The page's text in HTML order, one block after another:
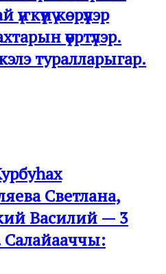
көрүүлэр
үөртүлэр.
туралларыгар.
Светлана,
Василий — 3
Салайааччы: